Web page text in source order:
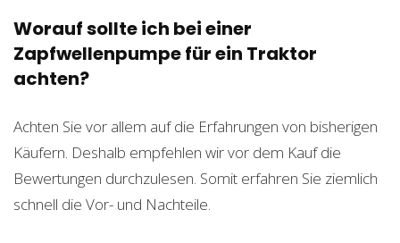
Worauf sollte ich bei einer
Zapfwellenpumpe für ein Traktor
achten?
Achten Sie vor allem auf die Erfahrungen von bisherigen
Käufern. Deshalb empfehlen wir vor dem Kauf die
Bewertungen durchzulesen. Somit erfahren Sie ziemlich
schnell die Vor- und Nachteile.